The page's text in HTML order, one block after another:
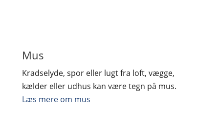
Mus
Kradselyde, spor eller lugt fra loft, vægge,
kælder eller udhus kan være tegn på mus.
Læs mere om mus